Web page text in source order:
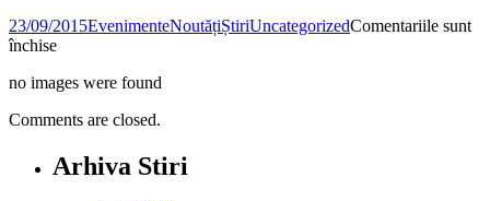
23/09/2015EvenimenteNoutățiȘtiriUncategorizedComentariile sunt
închisepentru
de
veche
„OPERA
no images were found
Comments are closed.
Arhiva Stiri